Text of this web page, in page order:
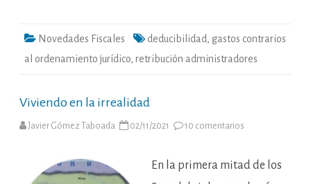
Novedades Fiscales deducibilidad , gastos contrarios
al ordenamiento jurídico, retribución administradores
Viviendo en la irrealidad
Javier Gómez Taboada 02/11/2021 10 comentarios
irrealidad
En la primera mitad de los